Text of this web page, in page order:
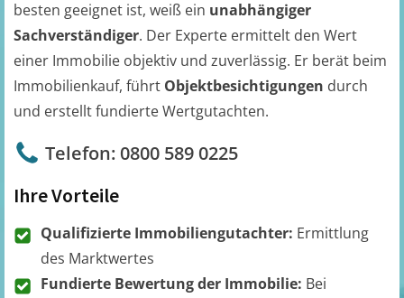
besten geeignet ist, weiß ein unabhängiger
Sachverständiger. Der Experte ermittelt den Wert
einer Immobilie objektiv und zuverlässig. Er berät beim
Immobilienkauf, führt Objektbesichtigungen durch
und erstellt fundierte Wertgutachten.
Telefon: 0800 589 0225
Ihre Vorteile
Qualifizierte Immobiliengutachter: Ermittlung
des Marktwertes
Fundierte Bewertung der Immobilie: Bei